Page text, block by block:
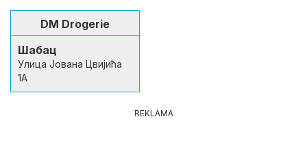
DM Drogerie
Шабац
Улица Јована Цвијића
1А
REKLAMA